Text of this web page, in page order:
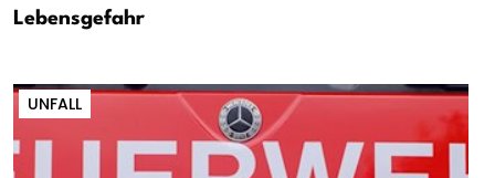
Lebensgefahr
UNFALL